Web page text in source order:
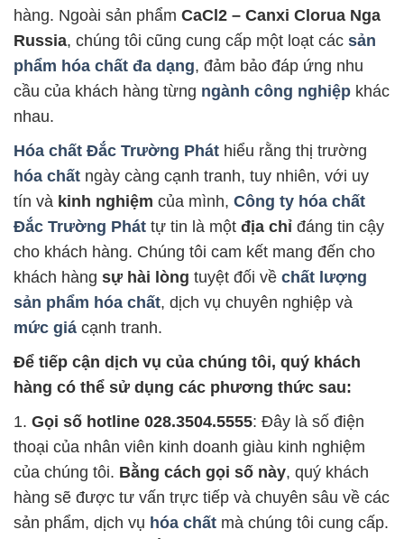
hàng. Ngoài sản phẩm CaCl2 – Canxi Clorua Nga
Russia, chúng tôi cũng cung cấp một loạt các sản
phẩm hóa chất đa dạng, đảm bảo đáp ứng nhu
cầu của khách hàng từng ngành công nghiệp khác
nhau.
Hóa chất Đắc Trường Phát hiểu rằng thị trường
hóa chất ngày càng cạnh tranh, tuy nhiên, với uy
tín và kinh nghiệm của mình, Công ty hóa chất
Đắc Trường Phát tự tin là một địa chỉ đáng tin cậy
cho khách hàng. Chúng tôi cam kết mang đến cho
khách hàng sự hài lòng tuyệt đối về chất lượng
sản phẩm hóa chất, dịch vụ chuyên nghiệp và
mức giá cạnh tranh.
Để tiếp cận dịch vụ của chúng tôi, quý khách
hàng có thể sử dụng các phương thức sau:
1. Gọi số hotline 028.3504.5555: Đây là số điện
thoại của nhân viên kinh doanh giàu kinh nghiệm
của chúng tôi. Bằng cách gọi số này, quý khách
hàng sẽ được tư vấn trực tiếp và chuyên sâu về các
sản phẩm, dịch vụ hóa chất mà chúng tôi cung cấp.